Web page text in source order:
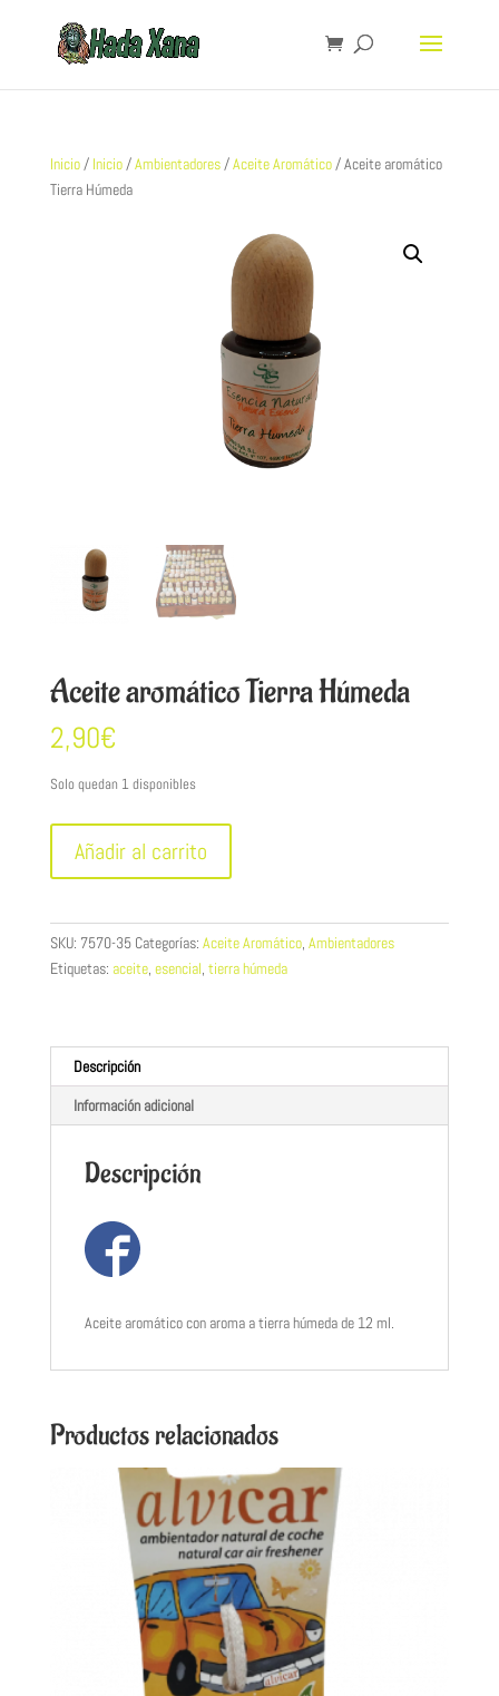
Inicio/ Inicio/Ambientadores/Aceite Aromático/ Aceite aromático
Tierra Húmeda
Aceite aromático Tierra Húmeda
2,90€
Solo quedan 1 disponibles
aromático
Tierra
cantidad
Añadir al carrito
SKU: 7570-35 Categorías: Aceite Aromático, Ambientadores
Etiquetas: aceite, esencial, tierra húmeda
Descripción
Información adicional
Descripción
Aceite aromático con aroma a tierra húmeda de 12 ml.
Productos relacionados